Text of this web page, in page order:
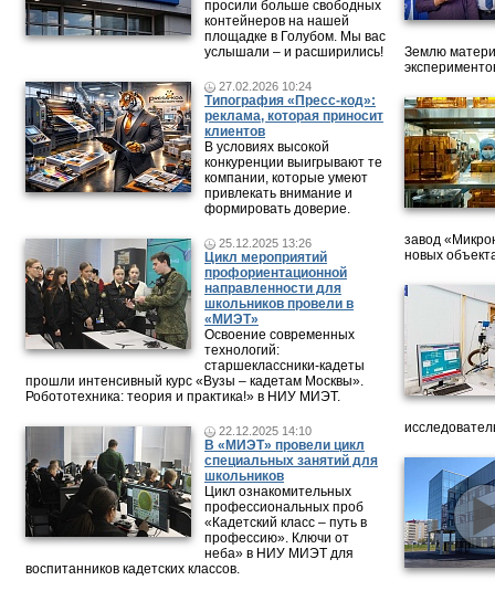
просили больше свободных
контейнеров на нашей
площадке в Голубом. Мы вас
услышали – и расширились!
27.02.2026 10:24
Типография «Пресс-код»:
реклама, которая приносит
клиентов
В условиях высокой
конкуренции выигрывают те
компании, которые умеют
привлекать внимание и
формировать доверие.
25.12.2025 13:26
Цикл мероприятий
профориентационной
направленности для
школьников провели в
«МИЭТ»
Освоение современных
технологий:
старшеклассники-кадеты
прошли интенсивный курс «Вузы – кадетам Москвы».
Робототехника: теория и практика!» в НИУ МИЭТ.
22.12.2025 14:10
В «МИЭТ» провели цикл
специальных занятий для
школьников
Цикл ознакомительных
профессиональных проб
«Кадетский класс – путь в
профессию». Ключи от
неба» в НИУ МИЭТ для
воспитанников кадетских классов.
Землю
завод
новых